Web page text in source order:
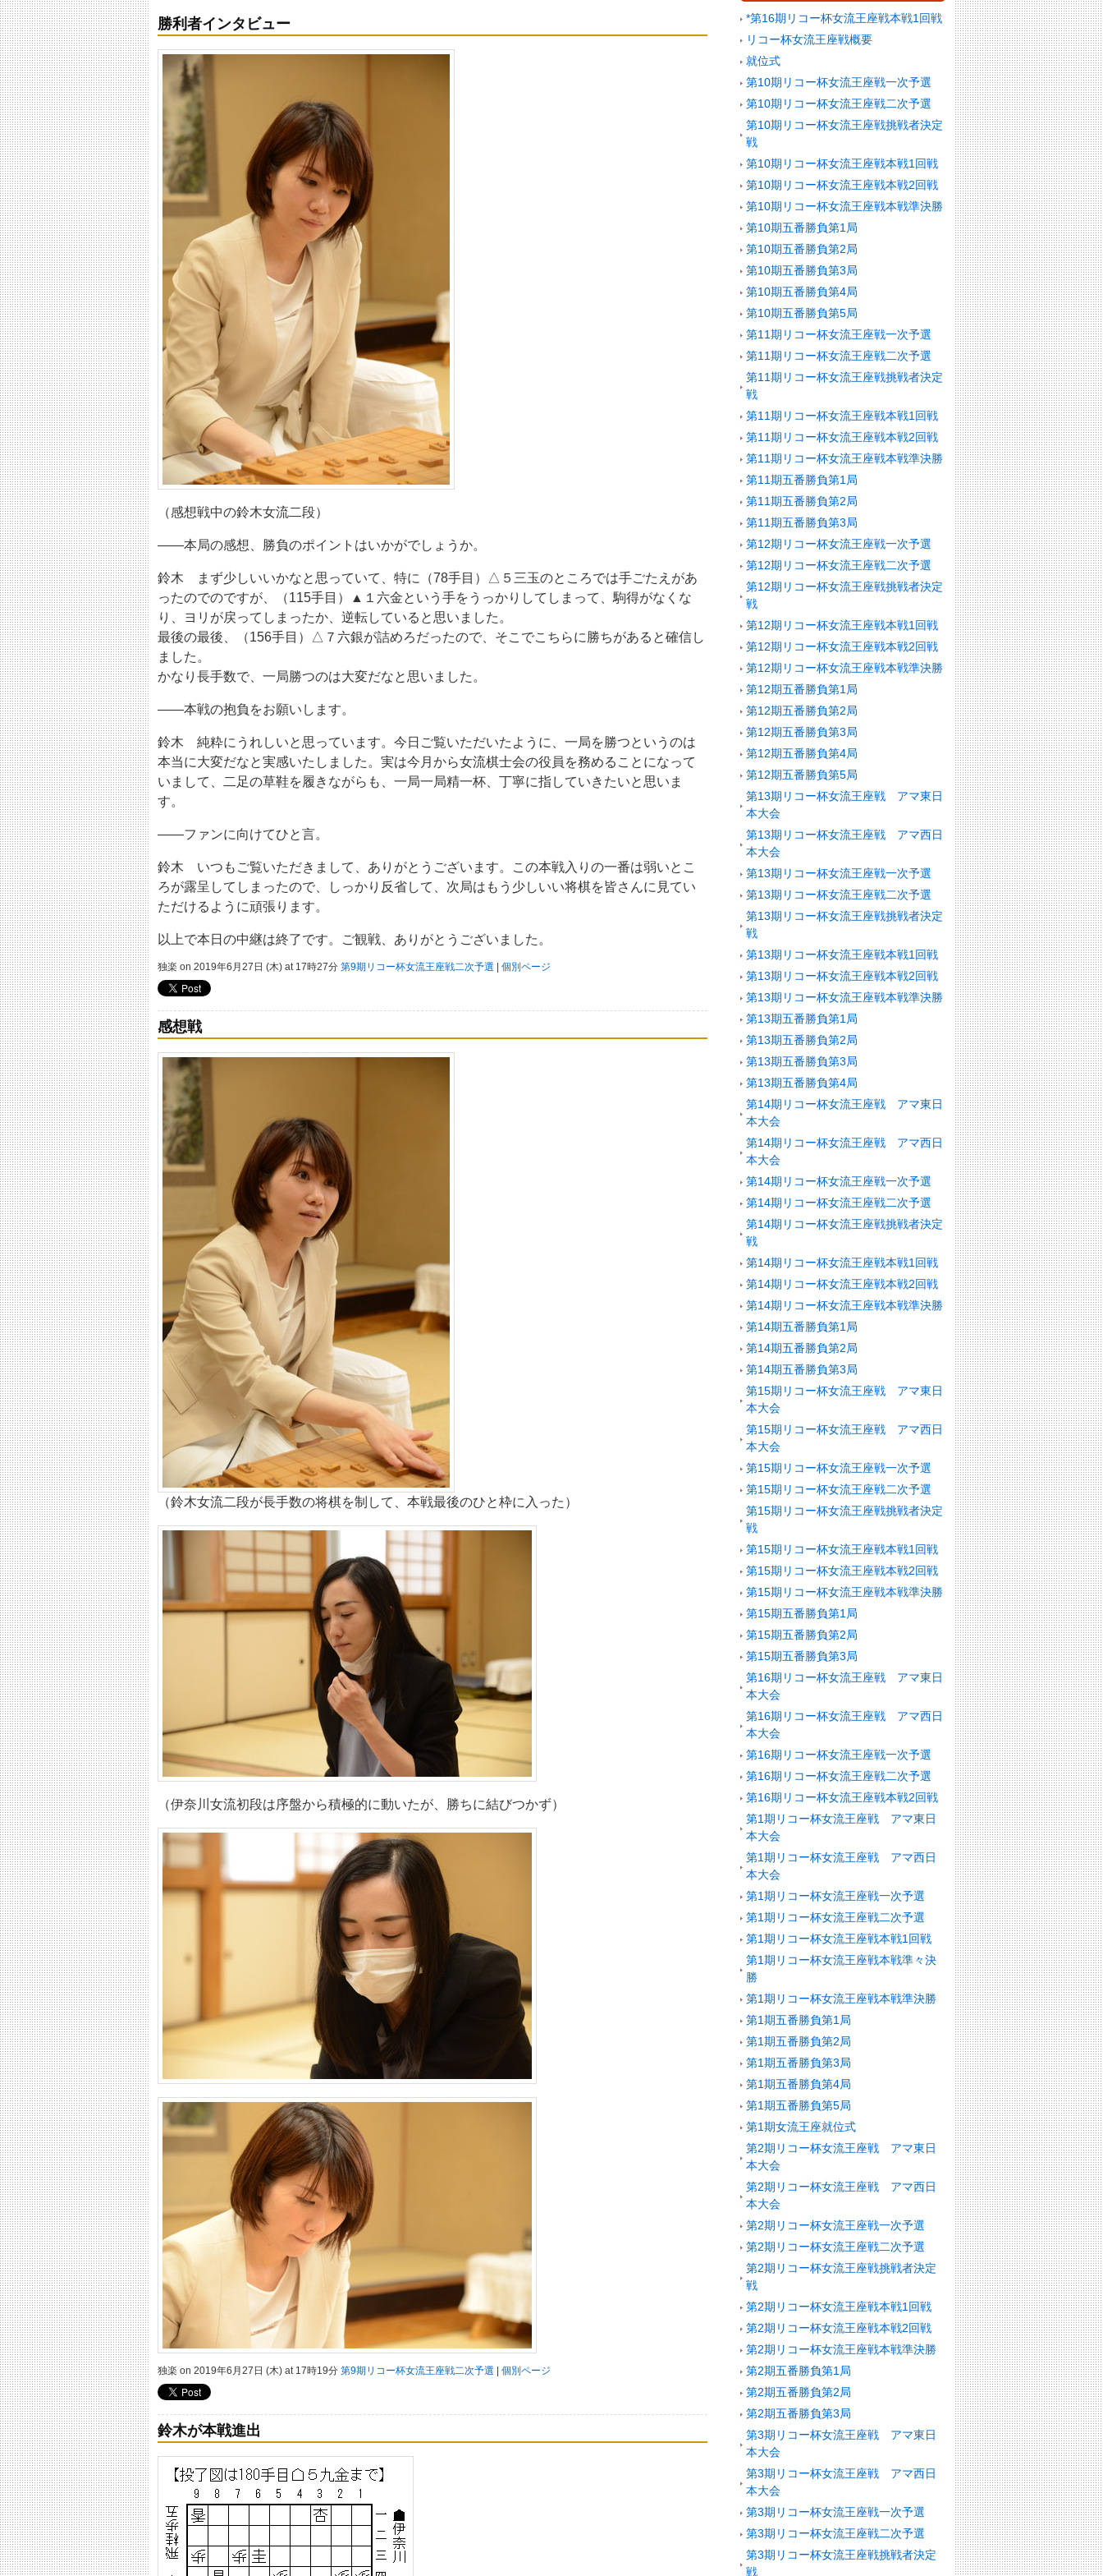
勝利者インタビュー
（感想戦中の鈴木女流二段）
――本局の感想、勝負のポイントはいかがでしょうか。
鈴木 まず少しいいかなと思っていて、特に（78手目）△５三玉のところでは手ごたえがあ
ったのでのですが、（115手目）▲１六金という手をうっかりしてしまって、駒得がなくな
り、ヨリが戻ってしまったか、逆転していると思いました。
最後の最後、（156手目）△７六銀が詰めろだったので、そこでこちらに勝ちがあると確信し
ました。
かなり長手数で、一局勝つのは大変だなと思いました。
――本戦の抱負をお願いします。
鈴木 純粋にうれしいと思っています。今日ご覧いただいたように、一局を勝つというのは
本当に大変だなと実感いたしました。実は今月から女流棋士会の役員を務めることになって
いまして、二足の草鞋を履きながらも、一局一局精一杯、丁寧に指していきたいと思いま
す。
――ファンに向けてひと言。
鈴木 いつもご覧いただきまして、ありがとうございます。この本戦入りの一番は弱いとこ
ろが露呈してしまったので、しっかり反省して、次局はもう少しいい将棋を皆さんに見てい
ただけるように頑張ります。
以上で本日の中継は終了です。ご観戦、ありがとうございました。
独楽 on 2019年6月27日 (木) at 17時27分 第9期リコー杯女流王座戦二次予選 個別ページ
感想戦
（鈴木女流二段が長手数の将棋を制して、本戦最後のひと枠に入った）
（伊奈川女流初段は序盤から積極的に動いたが、勝ちに結びつかず）
独楽 on 2019年6月27日 (木) at 17時19分 第9期リコー杯女流王座戦二次予選 個別ページ
鈴木が本戦進出
*第16期リコー杯女流王座戦本戦1回戦
リコー杯女流王座戦概要
就位式
第10期リコー杯女流王座戦一次予選
第10期リコー杯女流王座戦二次予選
第10期リコー杯女流王座戦挑戦者決定
戦
第10期リコー杯女流王座戦本戦1回戦
第10期リコー杯女流王座戦本戦2回戦
第10期リコー杯女流王座戦本戦準決勝
第10期五番勝負第1局
第10期五番勝負第2局
第10期五番勝負第3局
第10期五番勝負第4局
第10期五番勝負第5局
第11期リコー杯女流王座戦一次予選
第11期リコー杯女流王座戦二次予選
第11期リコー杯女流王座戦挑戦者決定
戦
第11期リコー杯女流王座戦本戦1回戦
第11期リコー杯女流王座戦本戦2回戦
第11期リコー杯女流王座戦本戦準決勝
第11期五番勝負第1局
第11期五番勝負第2局
第11期五番勝負第3局
第12期リコー杯女流王座戦一次予選
第12期リコー杯女流王座戦二次予選
第12期リコー杯女流王座戦挑戦者決定
戦
第12期リコー杯女流王座戦本戦1回戦
第12期リコー杯女流王座戦本戦2回戦
第12期リコー杯女流王座戦本戦準決勝
第12期五番勝負第1局
第12期五番勝負第2局
第12期五番勝負第3局
第12期五番勝負第4局
第12期五番勝負第5局
第13期リコー杯女流王座戦 アマ東日
本大会
第13期リコー杯女流王座戦 アマ西日
本大会
第13期リコー杯女流王座戦一次予選
第13期リコー杯女流王座戦二次予選
第13期リコー杯女流王座戦挑戦者決定
戦
第13期リコー杯女流王座戦本戦1回戦
第13期リコー杯女流王座戦本戦2回戦
第13期リコー杯女流王座戦本戦準決勝
第13期五番勝負第1局
第13期五番勝負第2局
第13期五番勝負第3局
第13期五番勝負第4局
第14期リコー杯女流王座戦 アマ東日
本大会
第14期リコー杯女流王座戦 アマ西日
本大会
第14期リコー杯女流王座戦一次予選
第14期リコー杯女流王座戦二次予選
第14期リコー杯女流王座戦挑戦者決定
戦
第14期リコー杯女流王座戦本戦1回戦
第14期リコー杯女流王座戦本戦2回戦
第14期リコー杯女流王座戦本戦準決勝
第14期五番勝負第1局
第14期五番勝負第2局
第14期五番勝負第3局
第15期リコー杯女流王座戦 アマ東日
本大会
第15期リコー杯女流王座戦 アマ西日
本大会
第15期リコー杯女流王座戦一次予選
第15期リコー杯女流王座戦二次予選
第15期リコー杯女流王座戦挑戦者決定
戦
第15期リコー杯女流王座戦本戦1回戦
第15期リコー杯女流王座戦本戦2回戦
第15期リコー杯女流王座戦本戦準決勝
第15期五番勝負第1局
第15期五番勝負第2局
第15期五番勝負第3局
第16期リコー杯女流王座戦 アマ東日
本大会
第16期リコー杯女流王座戦 アマ西日
本大会
第16期リコー杯女流王座戦一次予選
第16期リコー杯女流王座戦二次予選
第16期リコー杯女流王座戦本戦2回戦
第1期リコー杯女流王座戦 アマ東日
本大会
第1期リコー杯女流王座戦 アマ西日
本大会
第1期リコー杯女流王座戦一次予選
第1期リコー杯女流王座戦二次予選
第1期リコー杯女流王座戦本戦1回戦
第1期リコー杯女流王座戦本戦準々決
勝
第1期リコー杯女流王座戦本戦準決勝
第1期五番勝負第1局
第1期五番勝負第2局
第1期五番勝負第3局
第1期五番勝負第4局
第1期五番勝負第5局
第1期女流王座就位式
第2期リコー杯女流王座戦 アマ東日
本大会
第2期リコー杯女流王座戦 アマ西日
本大会
第2期リコー杯女流王座戦一次予選
第2期リコー杯女流王座戦二次予選
第2期リコー杯女流王座戦挑戦者決定
戦
第2期リコー杯女流王座戦本戦1回戦
第2期リコー杯女流王座戦本戦2回戦
第2期リコー杯女流王座戦本戦準決勝
第2期五番勝負第1局
第2期五番勝負第2局
第2期五番勝負第3局
第3期リコー杯女流王座戦 アマ東日
本大会
第3期リコー杯女流王座戦 アマ西日
本大会
第3期リコー杯女流王座戦一次予選
第3期リコー杯女流王座戦二次予選
第3期リコー杯女流王座戦挑戦者決定
戦